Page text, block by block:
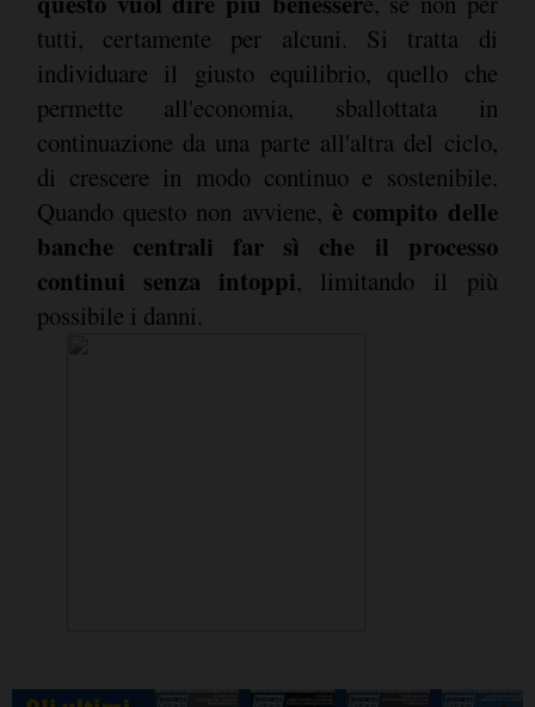
tutti, certamente per alcuni. Si tratta di
individuare il giusto equilibrio, quello che
permette all'economia, sballottata in
continuazione da una parte all'altra del ciclo,
di crescere in modo continuo e sostenibile.
Quando questo non avviene, è compito delle
banche centrali far sì che il processo
continui senza intoppi, limitando il più
possibile i danni.